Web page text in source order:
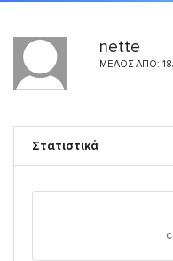
nette
ΜΈΛΟΣ ΑΠΌ:
Στατιστικά